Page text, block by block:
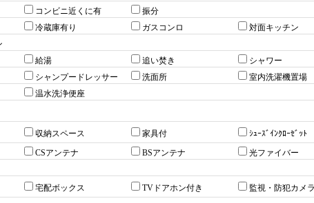
コンビニ近くに有 振分
冷蔵庫有り ガスコンロ
対面キッチン
給湯 追い焚き
シャワー
シャンプードレッサー 洗面所
室内洗濯機置場
温水洗浄便座
収納スペース 家具付 ｼｭｰｽﾞｲﾝｸﾛｰｾﾞｯﾄ
CSアンテナ BSアンテナ
光ファイバー
宅配ボックス TVドアホン付き 監視・防犯カメ